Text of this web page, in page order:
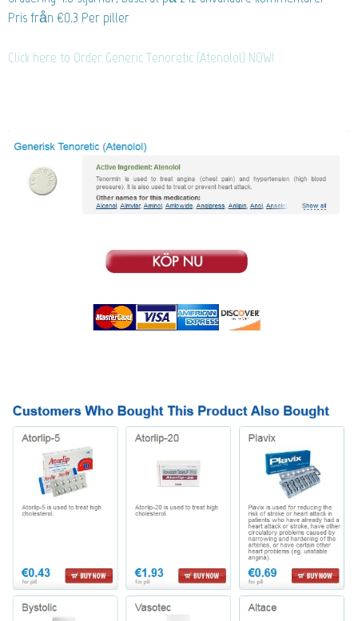
Pris från €0.3 Per piller
Click here to Order Generic Tenoretic (Atenolol) NOW!